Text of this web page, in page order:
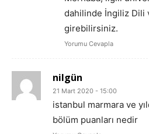
dahilinde İngiliz Dili
girebilirsiniz.
Yorumu Cevapla
nilgün
21 Mart 2020 - 15:00
istanbul marmara ve
bölüm puanları nedir